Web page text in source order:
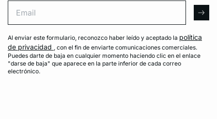
Al enviar este formulario, reconozco haber leído y aceptado la política
de privacidad , con el fin de enviarte comunicaciones comerciales.
Puedes darte de baja en cualquier momento haciendo clic en el enlace
"darse de baja" que aparece en la parte inferior de cada correo
electrónico.